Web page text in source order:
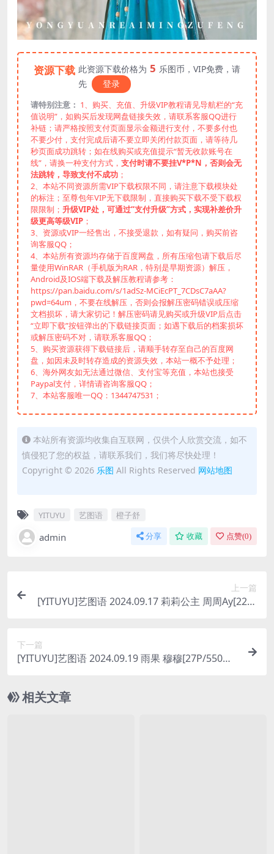
资源下载 此资源下载价格为 5 乐图币，VIP免费，请
先
登录
请特别注意： 1、购买、充值、升级VIP教程请见导航栏的“充
值说明”，如购买后发现网盘链接失效，请联系客服QQ进行
补链；请严格按照支付页面显示金额进行支付，不要多付也
不要少付，支付完成后请不要立即关闭付款页面，请等待几
秒页面成功跳转；如在线购买或充值提示“暂无收款账号在
线”，请换一种支付方式， 支付时请不要挂V*P*N，否则会无
法跳转，导致支付不成功 ；
2、本站不同资源所需VIP下载权限不同，请注意下载模块处
的标注；至尊包年VIP无下载限制，直接购买下载不受下载权
限限制； 升级VIP处，可通过“支付升级”方式，实现补差价升
级更高等级VIP ；
3、资源或VIP一经售出，不接受退款，如有疑问，购买前咨
询客服QQ；
4、本站所有资源均存储于百度网盘，所有压缩包请下载后尽
量使用WinRAR（手机版为RAR，特别是早期资源）解压，
Android及IOS端下载及解压教程请参考：
https://pan.baidu.com/s/1adSz-MCiEcPT_7CDsC7aAA?
pwd=64um，不要在线解压，否则会报解压密码错误或压缩
文档损坏，请大家切记！解压密码请见购买或升级VIP后点击
“立即下载”按钮弹出的下载链接页面；如遇下载后的档案损坏
或解压密码不对，请联系客服QQ；
5、购买资源获得下载链接后，请顺手转存至自己的百度网
盘，如因未及时转存造成的资源失效，本站一概不予处理；
6、海外网友如无法通过微信、支付宝等充值，本站也接受
Paypal支付，详情请咨询客服QQ；
7、本站客服唯一QQ：1344747531；
本站所有资源均收集自互联网，仅供个人欣赏交流，如不
慎侵犯了您的权益，请联系我们，我们将尽快处理！
Copyright © 2026 乐图 All Rights Reserved 网站地图
YITUYU 艺图语 橙子舒
admin 分享 收藏 点赞(0)
上一篇
[YITUYU]艺图语 2024.09.17 莉莉公主 周周Ay[22P/
下一篇
[YITUYU]艺图语 2024.09.19 雨果 穆穆[27P/550M
相关文章